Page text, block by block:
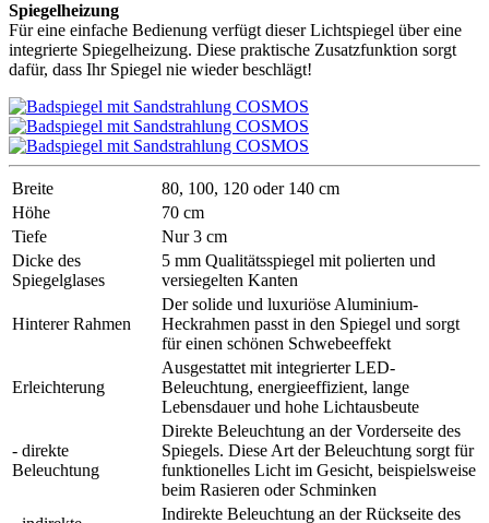
Spiegelheizung
Für eine einfache Bedienung verfügt dieser Lichtspiegel über eine
integrierte Spiegelheizung. Diese praktische Zusatzfunktion sorgt
dafür, dass Ihr Spiegel nie wieder beschlägt!
Breite
80, 100, 120 oder 140 cm
Höhe
70 cm
Tiefe
Nur 3 cm
Dicke des
Spiegelglases
5 mm Qualitätsspiegel mit polierten und
versiegelten Kanten
Hinterer Rahmen
Der solide und luxuriöse Aluminium-
Heckrahmen passt in den Spiegel und sorgt
für einen schönen Schwebeeffekt
Erleichterung
Ausgestattet mit integrierter LED-
Beleuchtung, energieeffizient, lange
Lebensdauer und hohe Lichtausbeute
- direkte
Beleuchtung
Direkte Beleuchtung an der Vorderseite des
Spiegels. Diese Art der Beleuchtung sorgt für
funktionelles Licht im Gesicht, beispielsweise
beim Rasieren oder Schminken
Indirekte Beleuchtung an der Rückseite des